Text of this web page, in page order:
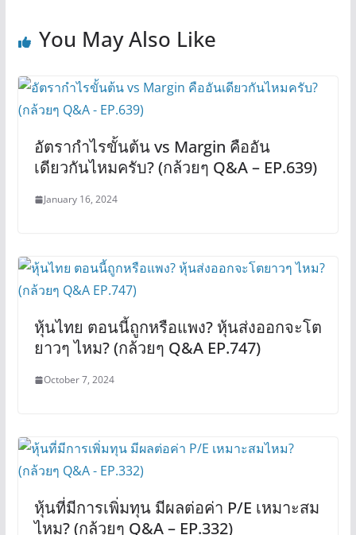
You May Also Like
อัตรากำไรขั้นต้น vs Margin คืออัน
เดียวกันไหมครับ? (กล้วยๆ Q&A – EP.639)
January 16, 2024
หุ้นไทย ตอนนี้ถูกหรือแพง? หุ้นส่งออกจะโต
ยาวๆ ไหม? (กล้วยๆ Q&A EP.747)
October 7, 2024
หุ้นที่มีการเพิ่มทุน มีผลต่อค่า P/E เหมาะสม
ไหม? (กล้วยๆ Q&A – EP.332)